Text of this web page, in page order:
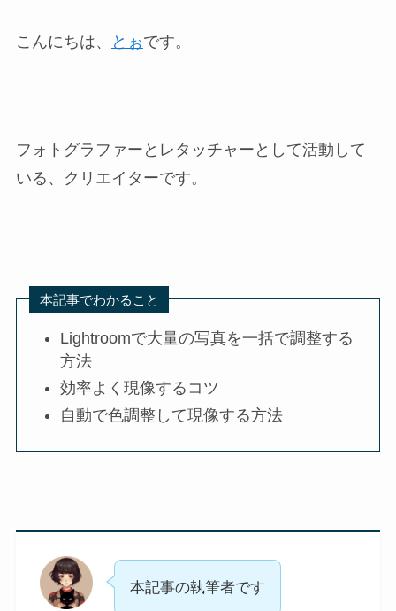
こんにちは、 とぉです。
フォトグラファーとレタッチャーとして活動して
いる、クリエイターです。
本記事でわかること
Lightroomで大量の写真を一括で調整する
方法
効率よく現像するコツ
自動で色調整して現像する方法
本記事の執筆者です